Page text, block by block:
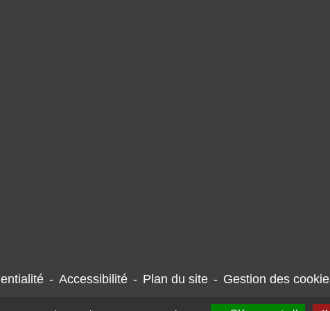
- Accessibilité - Plan du site - Gestion des